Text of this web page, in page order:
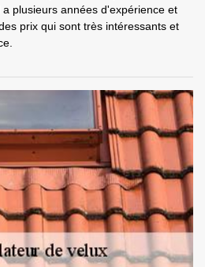
plusieurs années d'expérience et
prix qui sont très intéressants et